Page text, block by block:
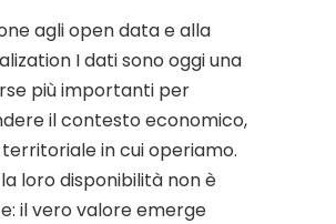
agli open data e alla
I dati sono oggi una
più importanti per
il contesto economico,
in cui operiamo.
loro disponibilità non è
il vero valore emerge